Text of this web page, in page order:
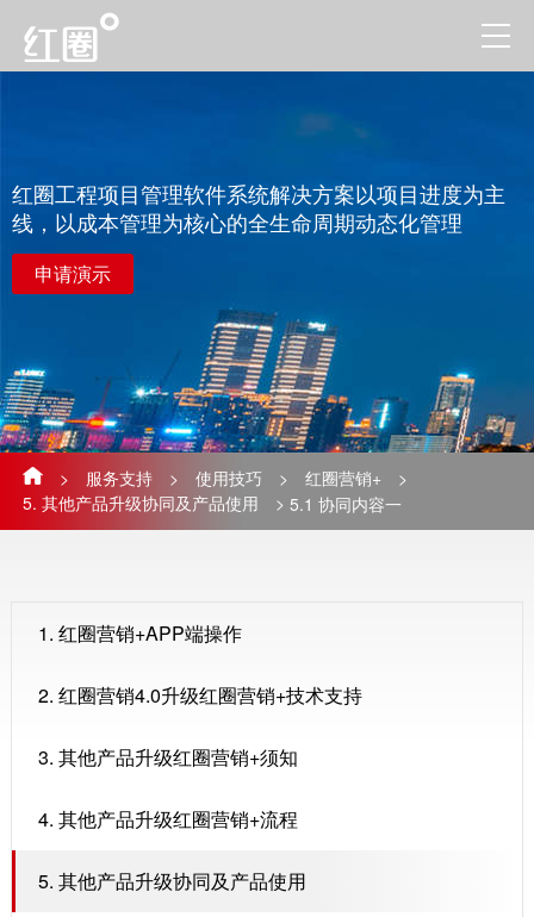
红圈工程项目管理软件系统解决方案以项目进度为主
线，以成本管理为核心的全生命周期动态化管理
申请演示
> 服务支持 > 使用技巧 > 红圈营销+
>
5. 其他产品升级协同及产品使用
> 5.1 协同内容一
1. 红圈营销+APP端操作
2. 红圈营销4.0升级红圈营销+技术支持
3. 其他产品升级红圈营销+须知
4. 其他产品升级红圈营销+流程
5. 其他产品升级协同及产品使用